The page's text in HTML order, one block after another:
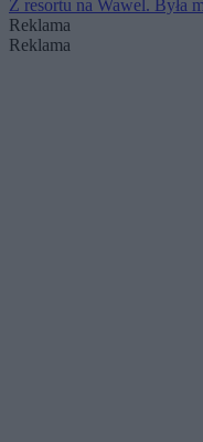
Z resortu na Wawel. Była
Reklama
Reklama